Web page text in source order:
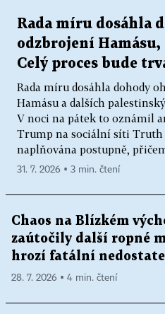
Rada míru dosáhla
odzbrojení
Celý proces bude
Rada míru dosáhla dohody
Hamásu a dalších
V noci na pátek to oznámil
Trump na sociální síti Truth
naplňována postupně,
31. 7. 2026 ▪ 3 min. čtení
Chaos na Blízkém
zaútočily další ropné
hrozí fatální
28. 7. 2026 ▪ 4 min. čtení